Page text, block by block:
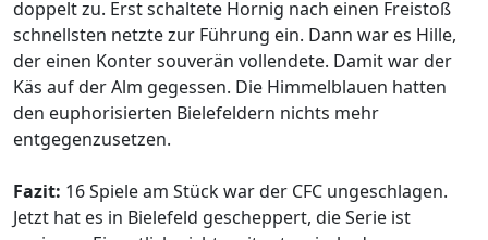
doppelt zu. Erst schaltete Hornig nach einen Freistoß
schnellsten netzte zur Führung ein. Dann war es Hille,
der einen Konter souverän vollendete. Damit war der
Käs auf der Alm gegessen. Die Himmelblauen hatten
den euphorisierten Bielefeldern nichts mehr
entgegenzusetzen.
Fazit: 16 Spiele am Stück war der CFC ungeschlagen.
Jetzt hat es in Bielefeld gescheppert, die Serie ist